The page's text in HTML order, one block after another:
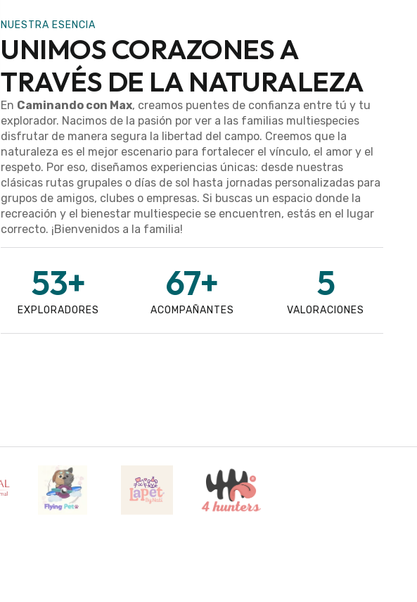
NUESTRA ESENCIA
UNIMOS CORAZONES A
TRAVÉS DE LA NATURALEZA
En Caminando con Max, creamos puentes de confianza entre tú y tu
explorador. Nacimos de la pasión por ver a las familias multiespecies
disfrutar de manera segura la libertad del campo. Creemos que la
naturaleza es el mejor escenario para fortalecer el vínculo, el amor y el
respeto. Por eso, diseñamos experiencias únicas: desde nuestras
clásicas rutas grupales o días de sol hasta jornadas personalizadas para
grupos de amigos, clubes o empresas. Si buscas un espacio donde la
recreación y el bienestar multiespecie se encuentren, estás en el lugar
correcto. ¡Bienvenidos a la familia!
EXPLORADORES
53+
ACOMPAÑANTES
67+
VALORACIONES
5